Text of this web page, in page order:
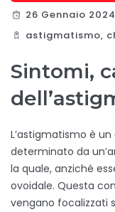
26 Gennaio 2024
astigmatismo,
Sintomi,
L’astigmatismo è
determinato da
la quale, anziché
ovoidale. Questa
vengano focalizzati